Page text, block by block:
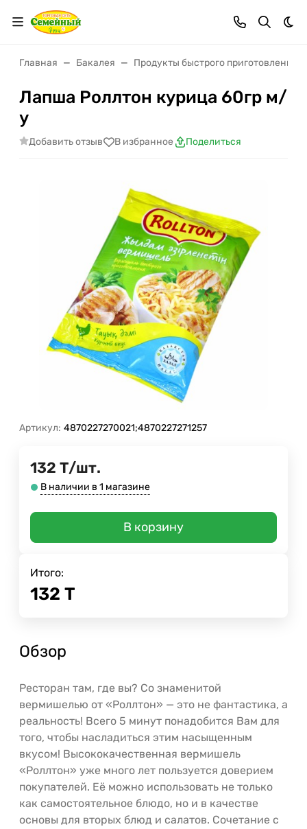
Главная Бакалея Продукты быстрого приготовления
Лапша Роллтон курица 60гр м/
у
Добавить отзыв В избранное Поделиться
Артикул: 4870227270021;4870227271257
132 Т/шт.
В наличии в 1 магазине
В корзину
Итого:
132 Т
Обзор
Ресторан там, где вы? Со знаменитой
вермишелью от «Роллтон» — это не фантастика, а
реальность! Всего 5 минут понадобится Вам для
того, чтобы насладиться этим насыщенным
вкусом! Высококачественная вермишель
«Роллтон» уже много лет пользуется доверием
покупателей. Её можно использовать не только
как самостоятельное блюдо, но и в качестве
основы для вторых блюд и салатов. Сочетание с